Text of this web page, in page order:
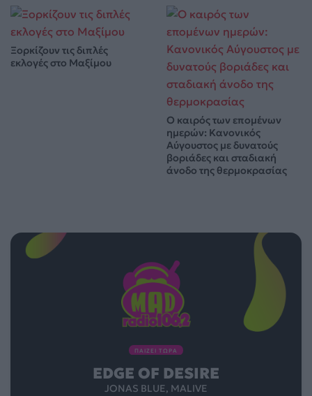
Ξορκίζουν τις διπλές
εκλογές στο Μαξίμου
Ο καιρός των επομένων
ημερών: Κανονικός
Αύγουστος με δυνατούς
βοριάδες και σταδιακή
άνοδο της θερμοκρασίας
ΠΑΙΖΕΙ ΤΩΡΑ
EDGE OF DESIRE
JONAS BLUE, MALIVE